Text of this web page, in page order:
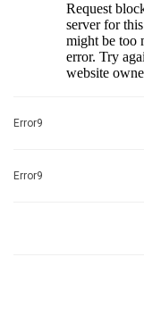
Error9
Error9